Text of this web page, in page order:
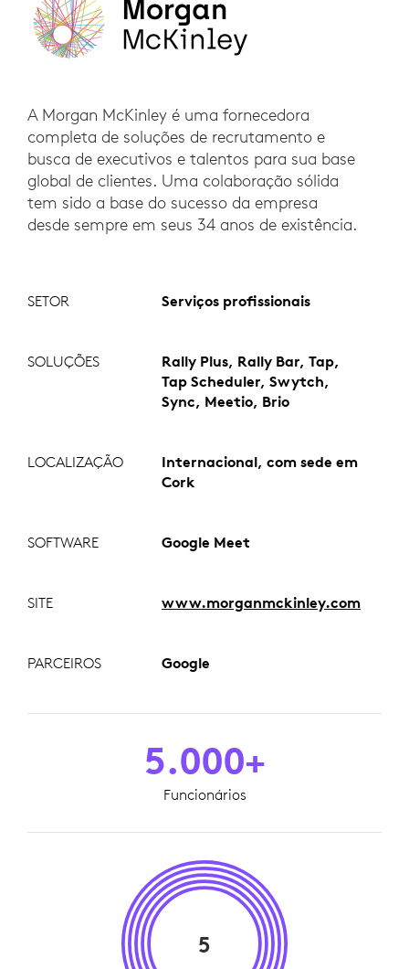
A Morgan McKinley é uma fornecedora
completa de soluções de recrutamento e
busca de executivos e talentos para sua base
global de clientes. Uma colaboração sólida
tem sido a base do sucesso da empresa
desde sempre em seus 34 anos de existência.
SETOR Serviços profissionais
SOLUÇÕES
Rally Plus, Rally Bar, Tap,
Tap Scheduler, Swytch,
Sync, Meetio, Brio
LOCALIZAÇÃO
Internacional, com sede em
Cork
SOFTWARE Google Meet
SITE www.morganmckinley.com
PARCEIROS Google
5.000+
Funcionários
5